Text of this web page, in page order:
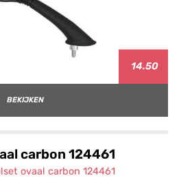
14.50
BEKIJKEN
carbon 124461